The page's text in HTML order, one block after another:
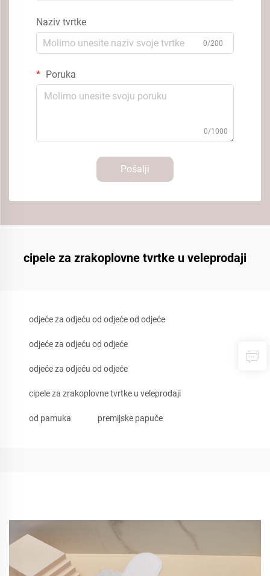
Naziv tvrtke
0/200
Poruka
0/1000
Pošalji
cipele za zrakoplovne tvrtke u veleprodaji
odjeće za odjeću od odjeće od odjeće
odjeće za odjeću od odjeće
odjeće za odjeću od odjeće
cipele za zrakoplovne tvrtke u veleprodaji
od pamuka premijske papuče